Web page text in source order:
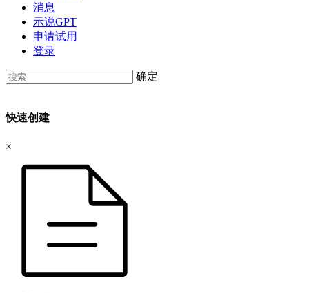
消息
示说GPT
申请试用
登录
确定
快速创建
×